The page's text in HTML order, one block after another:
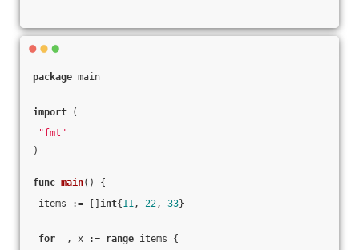
package main
import (
"fmt"
)
func main()
{
items := [] int{ 11, 22, 33}
for _, x := range items {